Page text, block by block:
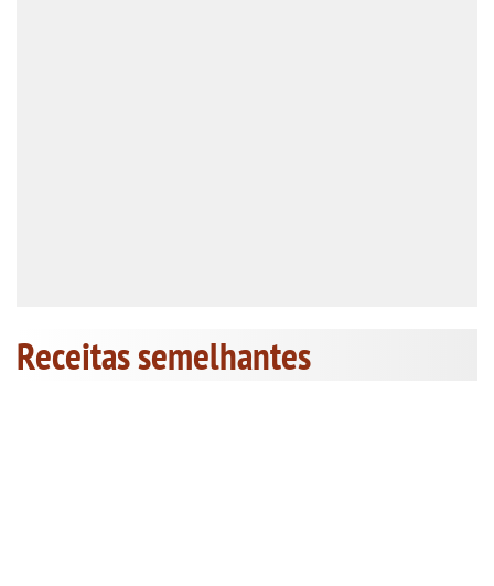
Receitas semelhantes